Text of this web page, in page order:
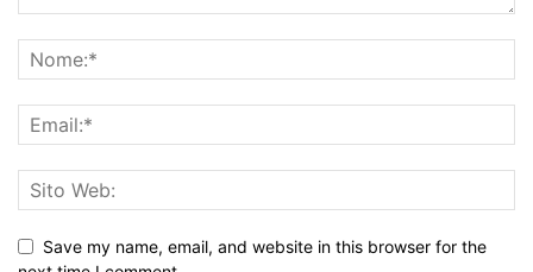
Save my name, email, and website in this browser for the